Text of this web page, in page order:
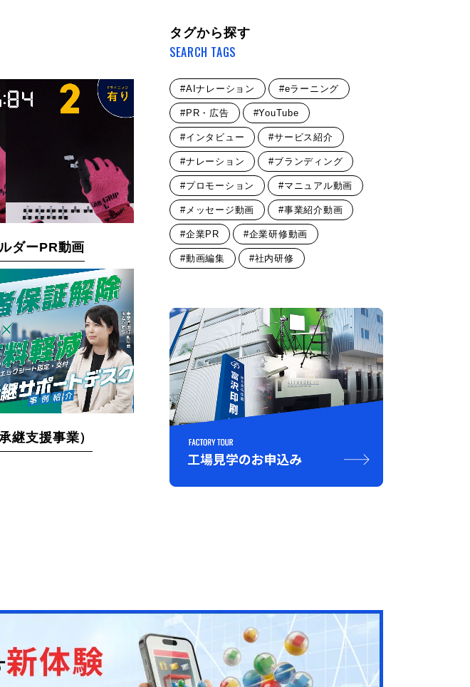
ダーPR動画
継支援事業）
タグから探す
SEARCH TAGS
#AIナレーション #eラーニング
#PR・広告 #YouTube
#インタビュー #サービス紹介
#ナレーション #ブランディング
#プロモーション #マニュアル動画
#メッセージ動画 #事業紹介動画
#企業PR #企業研修動画
#動画編集 #社内研修